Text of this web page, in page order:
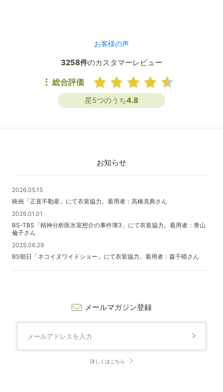
お客様の声
3258件のカスタマーレビュー
総合評価
星5つのうち4.8
お知らせ
2026.05.15
映画「正直不動産」にて衣装協力。着用者：高橋克典さん
2026.01.01
BS-TBS「精神分析医氷室想介の事件簿3」にて衣装協力。着用者：青山
倫子さん
2025.06.29
BS朝日「ネコイヌワイドショー」にて衣装協力。着用者：森千晴さん
メールマガジン登録
詳しくはこちら